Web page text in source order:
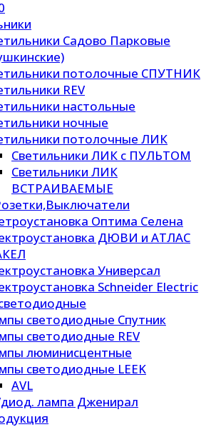
Садово Парковые
потолочные СПУТНИК
REV
настольные
ночные
потолочные ЛИК
Светильники ЛИК с ПУЛЬТОМ
Светильники ЛИК
ВСТРАИВАЕМЫЕ
Оптима Селена
ДЮВИ и АТЛАС
Универсал
Schneider Electric
светодиодные Спутник
светодиодные REV
люминисцентные
светодиодные LEEK
AVL
лампа Дженирал